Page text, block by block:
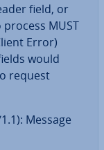
field, or
MUST
Error)
would
request
Message